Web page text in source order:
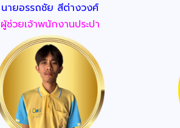
นายอรรถชัย สีต่างวงศ์
ผู้ช่วยเจ้าพนักงานประปา